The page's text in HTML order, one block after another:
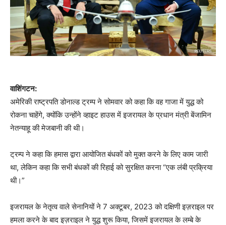
वाशिंगटन:
अमेरिकी राष्ट्रपति डोनाल्ड ट्रम्प ने सोमवार को कहा कि वह गाजा में युद्ध को
रोकना चाहेंगे, क्योंकि उन्होंने व्हाइट हाउस में इजरायल के प्रधान मंत्री बेंजामिन
नेतन्याहू की मेजबानी की थी।
ट्रम्प ने कहा कि हमास द्वारा आयोजित बंधकों को मुक्त करने के लिए काम जारी
था, लेकिन कहा कि सभी बंधकों की रिहाई को सुरक्षित करना “एक लंबी प्रक्रिया
थी।”
इजरायल के नेतृत्व वाले सेनानियों ने 7 अक्टूबर, 2023 को दक्षिणी इज़राइल पर
हमला करने के बाद इज़राइल ने युद्ध शुरू किया, जिसमें इजरायल के लम्बे के